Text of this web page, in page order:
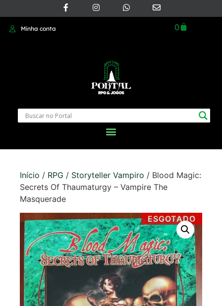
Minha conta 0
Início / RPG / Storyteller Vampiro / Blood Magic:
Secrets Of Thaumaturgy – Vampire The
Masquerade
ESGOTADO